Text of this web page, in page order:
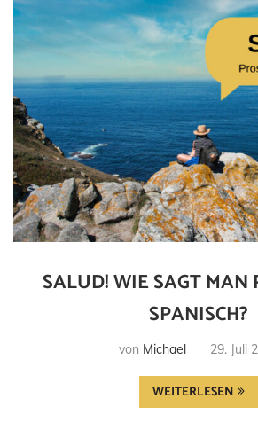
SALUD! WIE SAGT MAN
SPANISCH?
von Michael 29. Juli
WEITERLESEN